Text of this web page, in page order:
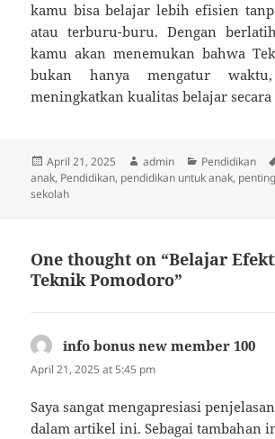
kamu bisa belajar lebih efisien
atau terburu-buru. Dengan
kamu akan menemukan bahwa
bukan hanya mengatur
meningkatkan kualitas belajar
Posted
on
April 21, 2025 Author
admin Categories
Pendidikan
anak, Pendidikan, pendidikan untuk anak,
sekolah
One thought on “Belajar
Teknik Pomodoro”
info bonus new member 100
April 21, 2025 at 5:45 pm
Saya sangat mengapresiasi
dalam artikel ini. Sebagai tambahan